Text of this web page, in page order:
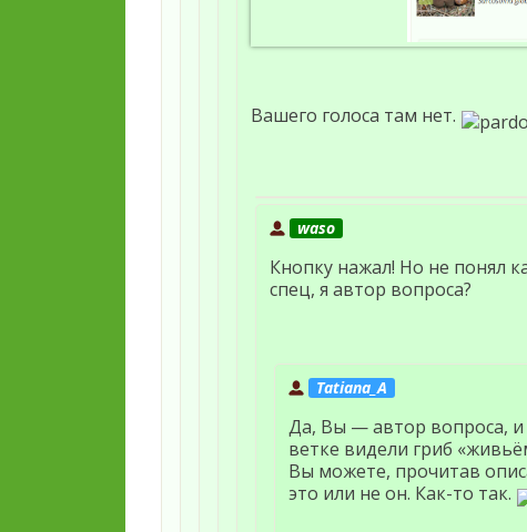
Вашего голоса там нет.
waso
Кнопку нажал! Но не понял
спец, я автор вопроса?
Tatiana_A
Да, Вы — автор вопроса,
ветке видели гриб
Вы можете, прочитав
это или не он. Как-то так.